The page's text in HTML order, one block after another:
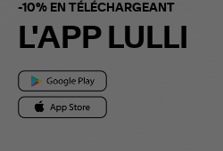
-10% EN TÉLÉCHARGEANT
L'APP LULLI